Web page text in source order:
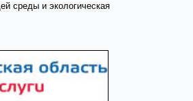
среды и экологическая